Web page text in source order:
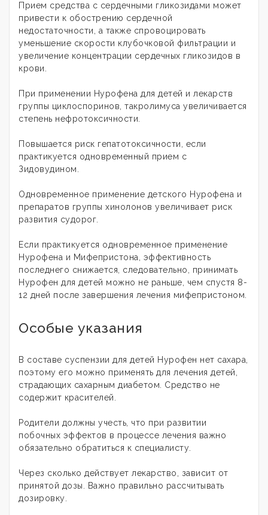
Прием средства с сердечными гликозидами может
привести к обострению сердечной
недостаточности, а также спровоцировать
уменьшение скорости клубочковой фильтрации и
увеличение концентрации сердечных гликозидов в
крови.
При применении Нурофена для детей и лекарств
группы циклоспоринов, такролимуса увеличивается
степень нефротоксичности.
Повышается риск гепатотоксичности, если
практикуется одновременный прием с
Зидовудином.
Одновременное применение детского Нурофена и
препаратов группы хинолонов увеличивает риск
развития судорог.
Если практикуется одновременное применение
Нурофена и Мифепристона, эффективность
последнего снижается, следовательно, принимать
Нурофен для детей можно не раньше, чем спустя 8-
12 дней после завершения лечения мифепристоном.
Особые указания
В составе суспензии для детей Нурофен нет сахара,
поэтому его можно применять для лечения детей,
страдающих сахарным диабетом. Средство не
содержит красителей.
Родители должны учесть, что при развитии
побочных эффектов в процессе лечения важно
обязательно обратиться к специалисту.
Через сколько действует лекарство, зависит от
принятой дозы. Важно правильно рассчитывать
дозировку.